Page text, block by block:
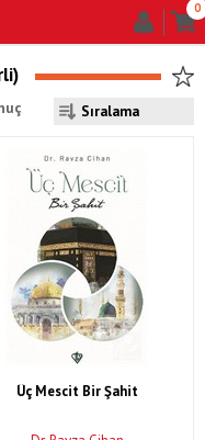
0
Üç Mescit Bir Şahit